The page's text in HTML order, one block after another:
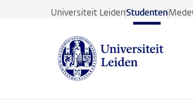
Ga direct naar de inhoud
Universiteit LeidenStudenten